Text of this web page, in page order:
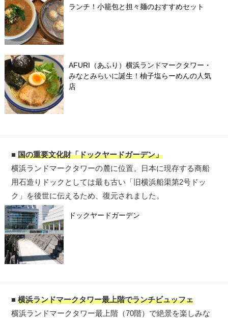
ランチ！小籠包と担々麺のおすすめセット
AFURI（あふり）横浜ランドマークタワー・
みなとみらいに誕生！柚子塩らーめんの人気
店
■国の重要文化財「ドックヤードガーデン」
横浜ランドマークタワーの麓に位置。日本に現存する商船
用石造りドックとしては最も古い「旧横浜船渠第2号ドッ
ク」を後世に伝えるため、復元されました。
ドックヤードガーデン
■横浜ランドマークタワー最上階でランチビュッフェ
横浜ランドマークタワー最上階（70階）で絶景を楽しみな